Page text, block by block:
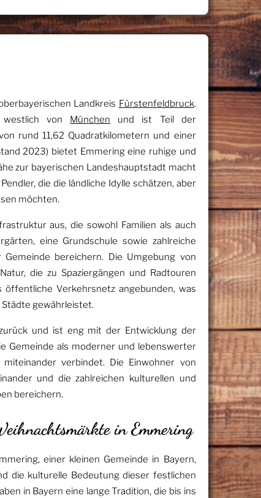
Landkreis Fürstenfeldbruck.
von München und ist Teil der
rund 11,62 Quadratkilometern und einer
2023) bietet Emmering eine ruhige und
zur bayerischen Landeshauptstadt macht
die die ländliche Idylle schätzen, aber
möchten.
aus, die sowohl Familien als auch
eine Grundschule sowie zahlreiche
bereichern. Die Umgebung von
die zu Spaziergängen und Radtouren
Verkehrsnetz angebunden, was
gewährleistet.
und ist eng mit der Entwicklung der
Gemeinde als moderner und lebenswerter
verbindet. Die Einwohner von
und die zahlreichen kulturellen und
bereichern.
in Emmering
einer kleinen Gemeinde in Bayern,
die kulturelle Bedeutung dieser festlichen
in Bayern eine lange Tradition, die bis ins